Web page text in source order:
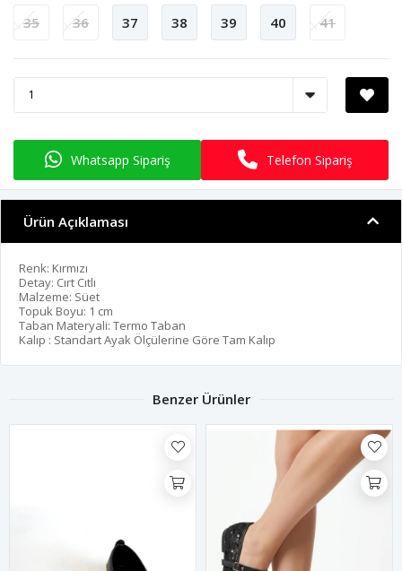
35 36 37 38 39 40 41
Whatsapp Sipariş Telefon Sipariş
Ürün Açıklaması
Renk: Kırmızı
Detay: Cırt Cıtlı
Malzeme: Süet
Topuk Boyu: 1 cm
Taban Materyali: Termo Taban
Kalıp : Standart Ayak Ölçülerine Göre Tam Kalıp
Benzer Ürünler